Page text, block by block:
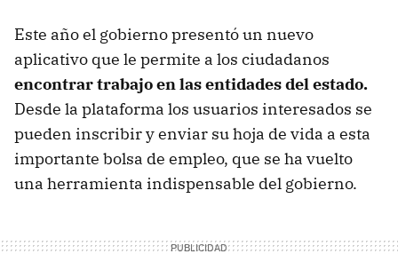
Este año el gobierno presentó un nuevo
aplicativo que le permite a los ciudadanos
encontrar trabajo en las entidades del estado.
Desde la plataforma los usuarios interesados se
pueden inscribir y enviar su hoja de vida a esta
importante bolsa de empleo, que se ha vuelto
una herramienta indispensable del gobierno.